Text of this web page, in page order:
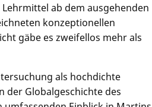
ab dem ausgehenden
konzeptionellen
gäbe es zweifellos mehr als
als hochdichte
der Globalgeschichte des